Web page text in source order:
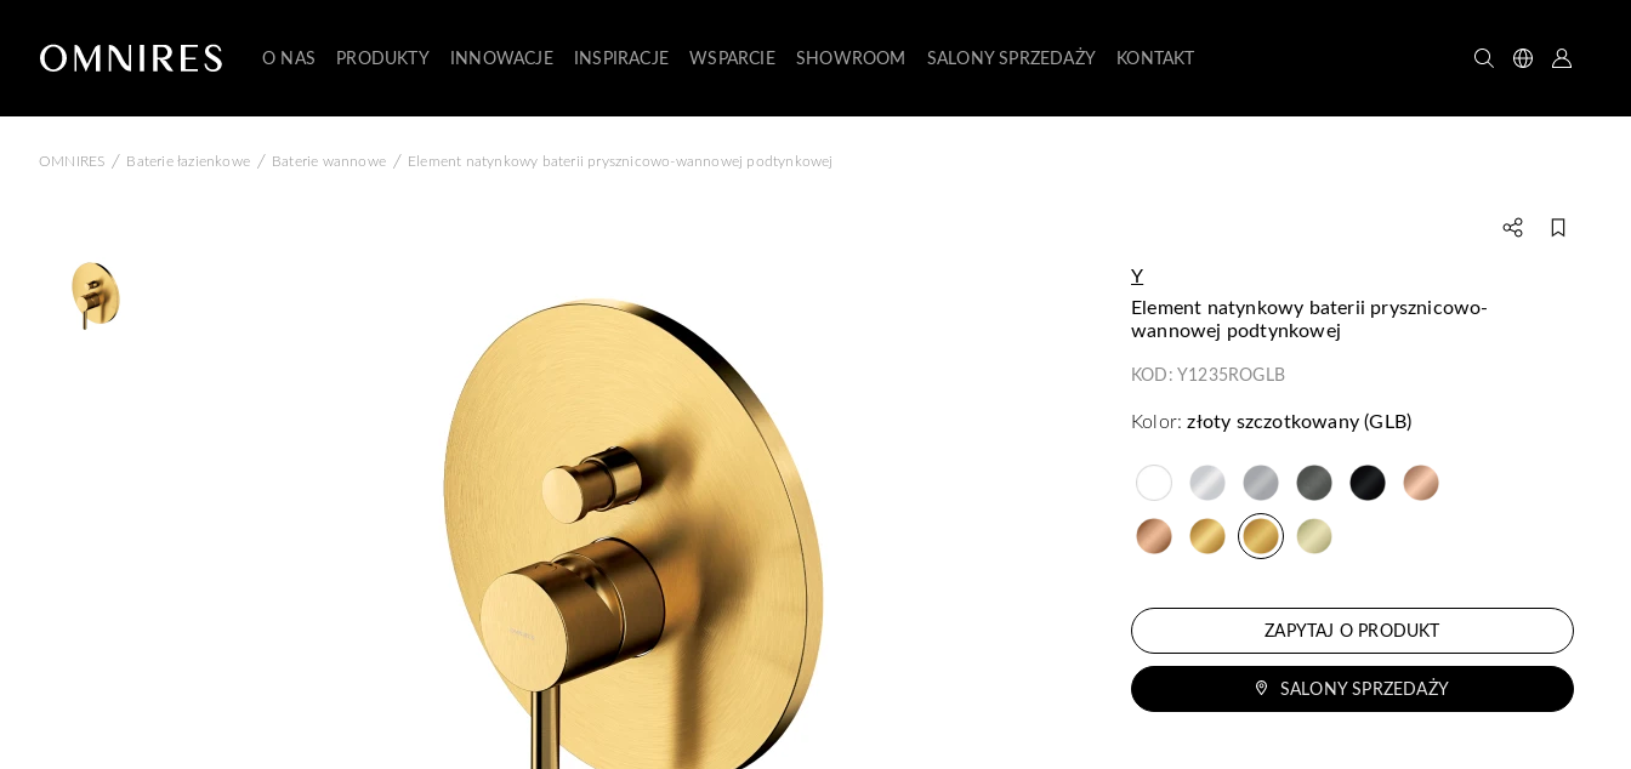
O NAS PRODUKTY INNOWACJE INSPIRACJE WSPARCIE SHOWROOM SALONY SPRZEDAŻY KONTAKT
OMNIRES / Baterie łazienkowe / Baterie wannowe / Element natynkowy baterii prysznicowo-wannowej podtynkowej
Y
element natynkowy baterii prysznicowo-
wannowej podtynkowej
KOD: Y1235ROGLB
Kolor: złoty szczotkowany (GLB)
ZAPYTAJ O PRODUKT
SALONY SPRZEDAŻY